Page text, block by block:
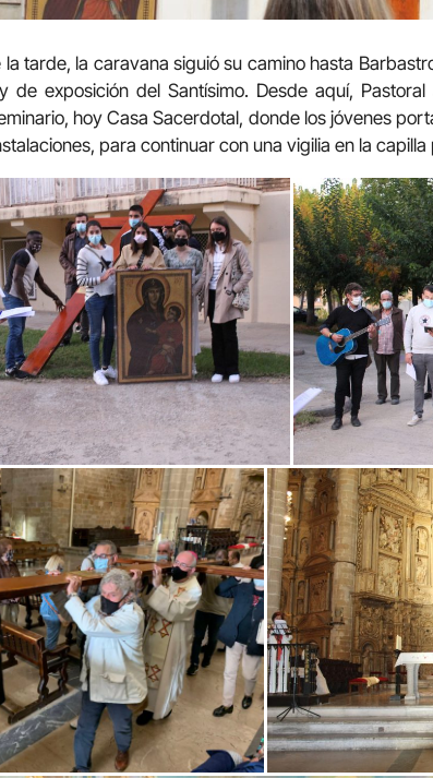
tarde, la caravana siguió su camino hasta
de exposición del Santísimo. Desde aquí,
hoy Casa Sacerdotal, donde los jóvenes
para continuar con una vigilia en la